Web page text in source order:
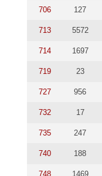
706 127
713 5572
714 1697
719 23
727 956
732 17
735 247
740 188
748 1469